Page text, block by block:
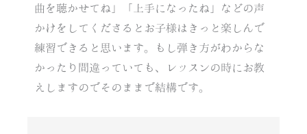
曲を聴かせてね」「上手になったね」などの声
かけをしてくださるとお子様はきっと楽しんで
練習できると思います。もし弾き方がわからな
かったり間違っていても、レッスンの時にお教
えしますのでそのままで結構です。